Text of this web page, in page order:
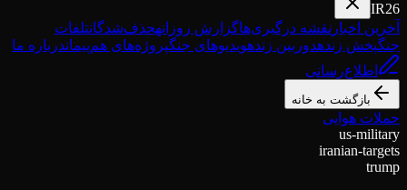
IR26
آخرین اخبار نقشه درگیری‌هاگزارش روزانهحذف‌شدگانتلفات
جنگپخش زندهدوربین زندهویدیوهای جنگپروژه‌های هم‌پیماندرباره ما
اطلاع‌رسانی
بازگشت به خانه
حملات هوایی
us-military
iranian-targets
trump